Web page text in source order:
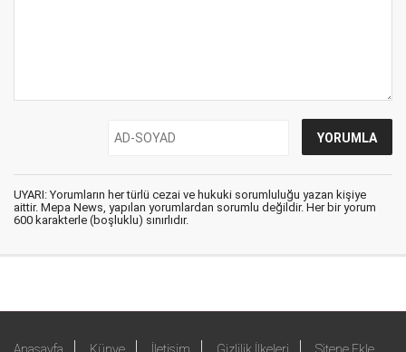
UYARI: Yorumların her türlü cezai ve hukuki sorumluluğu yazan kişiye
aittir. Mepa News, yapılan yorumlardan sorumlu değildir. Her bir yorum
600 karakterle (boşluklu) sınırlıdır.